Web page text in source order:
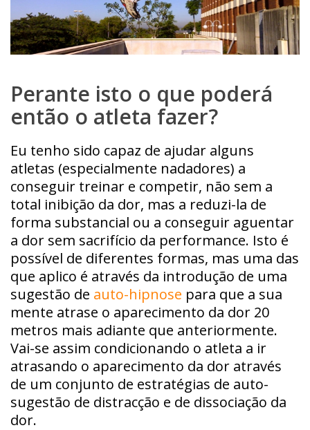
Perante isto o que poderá
então o atleta fazer?
Eu tenho sido capaz de ajudar alguns
atletas (especialmente nadadores) a
conseguir treinar e competir, não sem a
total inibição da dor, mas a reduzi-la de
forma substancial ou a conseguir aguentar
a dor sem sacrifício da performance. Isto é
possível de diferentes formas, mas uma das
que aplico é através da introdução de uma
sugestão de auto-hipnose para que a sua
mente atrase o aparecimento da dor 20
metros mais adiante que anteriormente.
Vai-se assim condicionando o atleta a ir
atrasando o aparecimento da dor através
de um conjunto de estratégias de auto-
sugestão de distracção e de dissociação da
dor.